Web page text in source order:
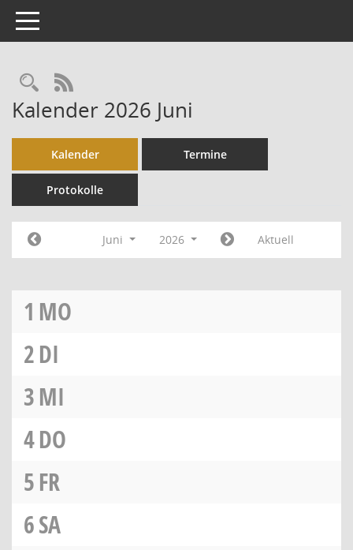
Toggle navigation
Rechercheauswahl
RSS-Feed
Kalender 2026 Juni
Kalender Termine
Protokolle
Juni 2026 Aktuell
1 MO
2DI
3MI
4DO
5FR
6SA